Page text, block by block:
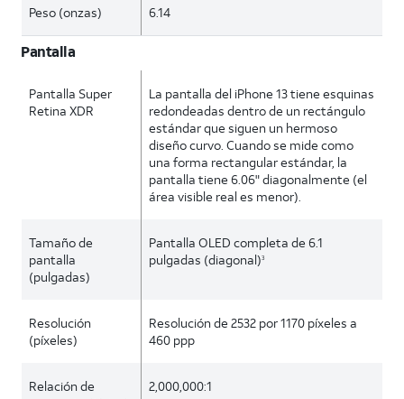
Peso (onzas) 6.14
Pantalla
Pantalla Super
Retina XDR
La pantalla del iPhone 13 tiene esquinas
redondeadas dentro de un rectángulo
estándar que siguen un hermoso
diseño curvo. Cuando se mide como
una forma rectangular estándar, la
pantalla tiene 6.06" diagonalmente (el
área visible real es menor).
Tamaño de
pantalla
(pulgadas)
Pantalla OLED completa de 6.1
pulgadas (diagonal)3
Resolución
(píxeles)
Resolución de 2532 por 1170 píxeles a
460 ppp
Relación de
2,000,000:1